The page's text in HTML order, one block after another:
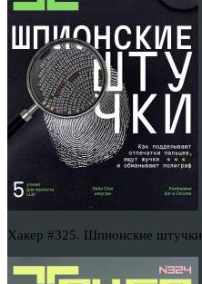
Хакер #325. Шпионские штучки